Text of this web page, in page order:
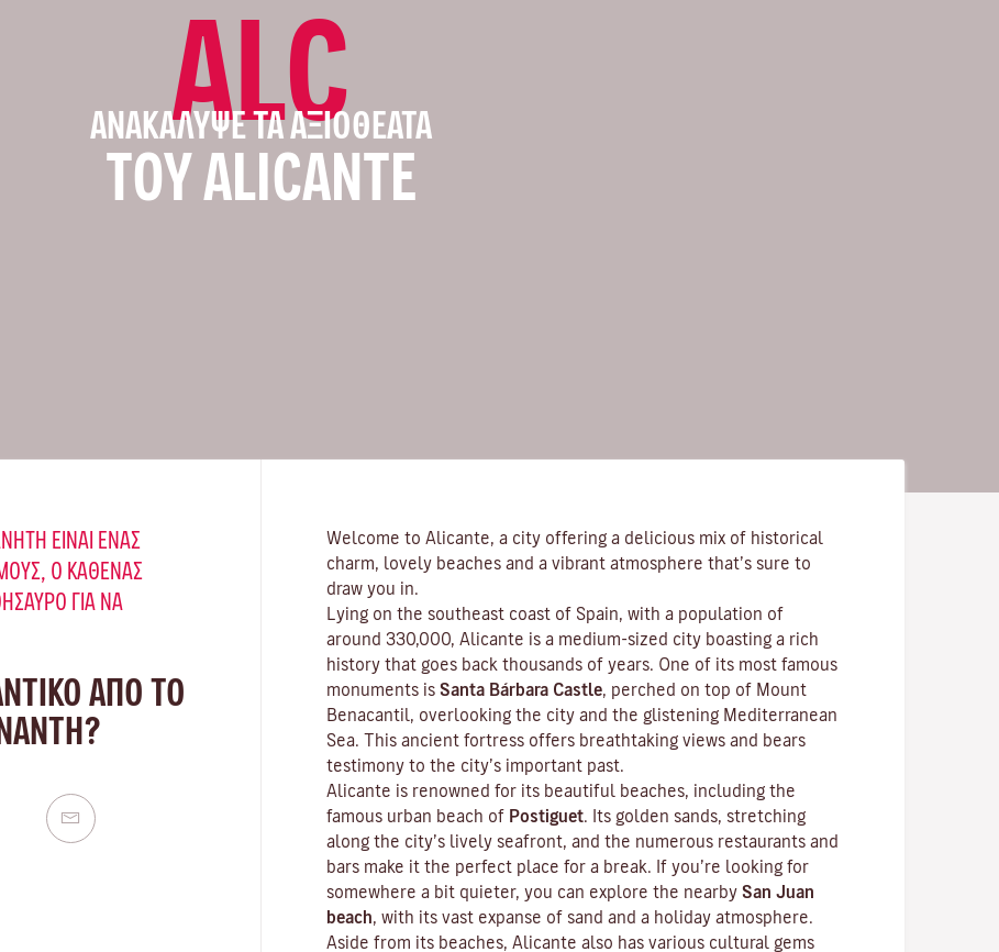
ALC
ΑΝΑΚΆΛΥΨΕ ΤΑ ΑΞΙΟΘΈΑΤΑ
ΤΟΥ ALICANTE
ΕΊΝΑΙ ΈΝΑΣ
Ο ΚΑΘΈΝΑΣ
ΓΙΑ ΝΑ
ΑΠΟ ΤΟ
Welcome to Alicante, a city offering a delicious mix of historical
charm, lovely beaches and a vibrant atmosphere that’s sure to
draw you in.
Lying on the southeast coast of Spain, with a population of
around 330,000, Alicante is a medium-sized city boasting a rich
history that goes back thousands of years. One of its most famous
monuments is Santa Bárbara Castle , perched on top of Mount
Benacantil, overlooking the city and the glistening Mediterranean
Sea. This ancient fortress offers breathtaking views and bears
testimony to the city’s important past.
Alicante is renowned for its beautiful beaches, including the
famous urban beach of Postiguet . Its golden sands, stretching
along the city’s lively seafront, and the numerous restaurants and
bars make it the perfect place for a break. If you’re looking for
somewhere a bit quieter, you can explore the nearby San Juan
beach , with its vast expanse of sand and a holiday atmosphere.
Aside from its beaches, Alicante also has various cultural gems